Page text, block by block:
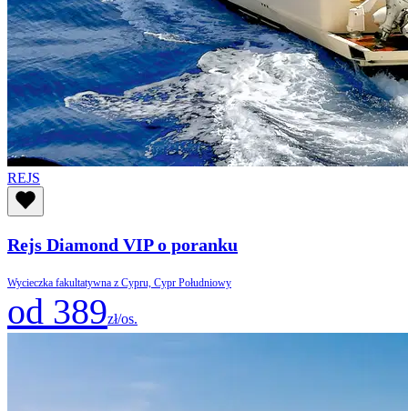
REJS
Rejs Diamond VIP o poranku
Wycieczka fakultatywna z Cypru, Cypr Południowy
od 389zł/os.